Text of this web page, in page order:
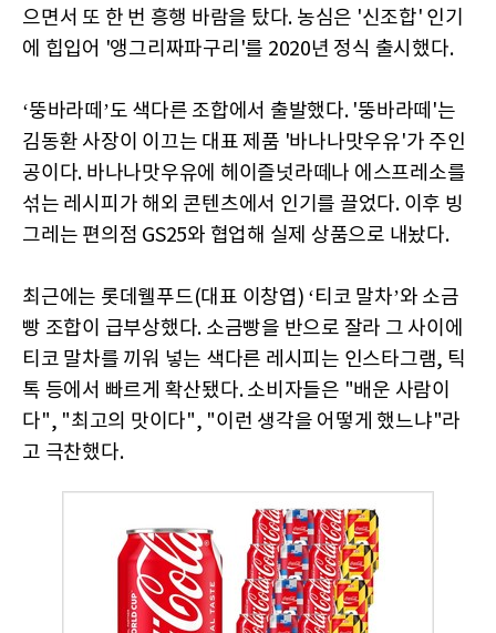
으면서 또 한 번 흥행 바람을 탔다. 농심은 '신조합' 인기
에 힙입어 '앵그리짜파구리'를 2020년 정식 출시했다.
‘뚱바라떼’도 색다른 조합에서 출발했다. '뚱바라떼'는
김동환 사장이 이끄는 대표 제품 '바나나맛우유'가 주인
공이다. 바나나맛우유에 헤이즐넛라떼나 에스프레소를
섞는 레시피가 해외 콘텐츠에서 인기를 끌었다. 이후 빙
그레는 편의점 GS25와 협업해 실제 상품으로 내놨다.
최근에는 롯데웰푸드(대표 이창엽) ‘티코 말차’와 소금
빵 조합이 급부상했다. 소금빵을 반으로 잘라 그 사이에
티코 말차를 끼워 넣는 색다른 레시피는 인스타그램, 틱
톡 등에서 빠르게 확산됐다. 소비자들은 "배운 사람이
다", "최고의 맛이다", "이런 생각을 어떻게 했느냐"라
고 극찬했다.